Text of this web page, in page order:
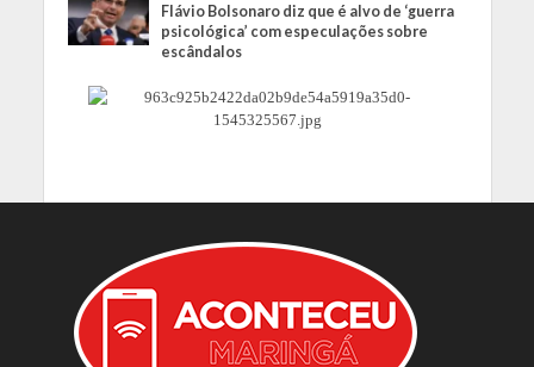
Flávio Bolsonaro diz que é alvo de ‘guerra
psicológica’ com especulações sobre
escândalos